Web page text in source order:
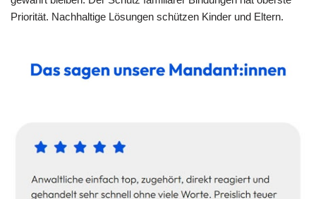
Priorität. Nachhaltige Lösungen schützen Kinder und Eltern.